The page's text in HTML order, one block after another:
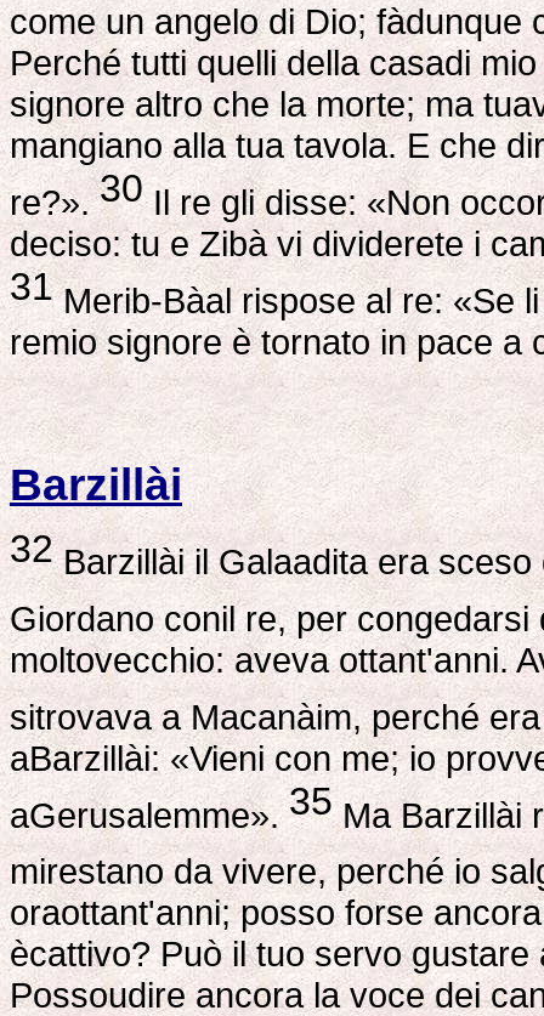
come un angelo di Dio;
Perché tutti quelli della casadi
signore altro che la morte; ma
mangiano alla tua tavola. E che
re?».30Il re gli disse: «Non
deciso: tu e Zibà vi dividerete i
31Merib-Bàal rispose al re: «Se
remio signore è tornato in pace a
Barzillài
32Barzillài il Galaadita era
Giordano conil re, per
moltovecchio: aveva ottant'anni.
sitrovava a Macanàim, perché
aBarzillài: «Vieni con me; io
aGerusalemme».35Ma Barzillài
mirestano da vivere, perché io
oraottant'anni; posso forse
ècattivo? Può il tuo servo
Possoudire ancora la voce dei